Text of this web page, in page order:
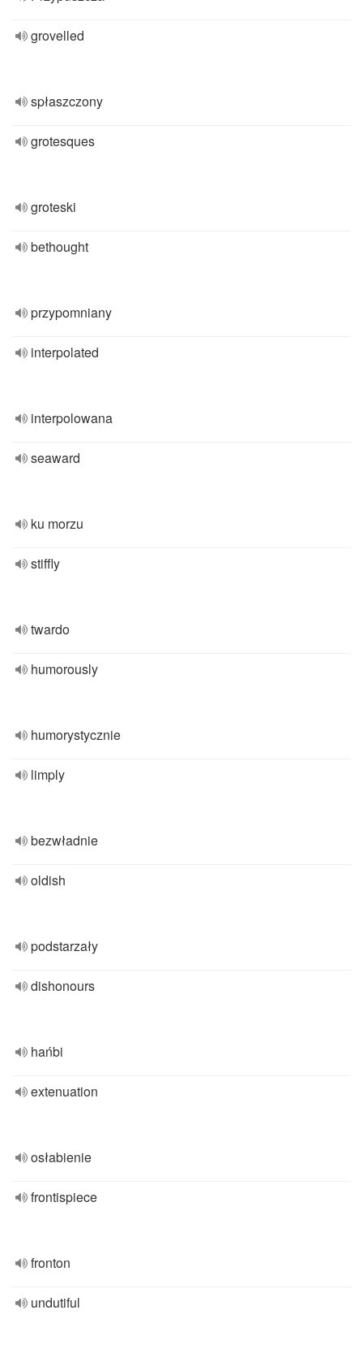
grovelled
spłaszczony
grotesques
groteski
bethought
przypomniany
interpolated
interpolowana
seaward
ku morzu
stiffly
twardo
humorously
humorystycznie
limply
bezwładnie
oldish
podstarzały
dishonours
hańbi
extenuation
osłabienie
frontispiece
fronton
undutiful